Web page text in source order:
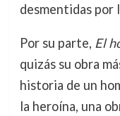
desmentidas por
Por su parte, El
quizás su obra
historia de un
la heroína, una